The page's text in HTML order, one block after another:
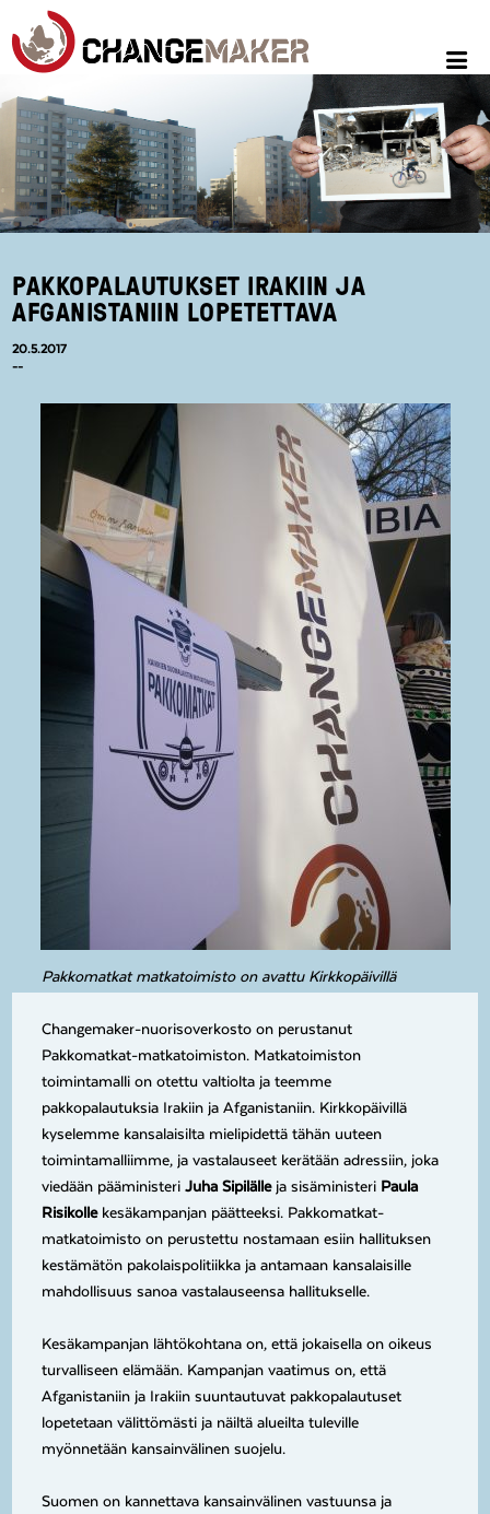
PAKKOPALAUTUKSET IRAKIIN JA
AFGANISTANIIN LOPETETTAVA
20.5.2017
--
Pakkomatkat matkatoimisto on avattu Kirkkopäivillä
Changemaker-nuorisoverkosto on perustanut
Pakkomatkat-matkatoimiston. Matkatoimiston
toimintamalli on otettu valtiolta ja teemme
pakkopalautuksia Irakiin ja Afganistaniin. Kirkkopäivillä
kyselemme kansalaisilta mielipidettä tähän uuteen
toimintamalliimme, ja vastalauseet kerätään adressiin, joka
viedään pääministeriJuha Sipilälleja sisäministeri Paula
Risikollekesäkampanjan päätteeksi. Pakkomatkat-
matkatoimisto on perustettu nostamaan esiin hallituksen
kestämätön pakolaispolitiikka ja antamaan kansalaisille
mahdollisuus sanoa vastalauseensa hallitukselle.
Kesäkampanjan lähtökohtana on, että jokaisella on oikeus
turvalliseen elämään. Kampanjan vaatimus on, että
Afganistaniin ja Irakiin suuntautuvat pakkopalautuset
lopetetaan välittömästi ja näiltä alueilta tuleville
myönnetään kansainvälinen suojelu.
Suomen on kannettava kansainvälinen vastuunsa ja